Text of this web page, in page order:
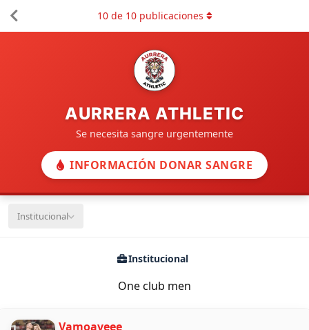
AURRERA ATHLETIC
Se necesita sangre urgentemente
INFORMACIÓN DONAR SANGRE
Institucional
Institucional
One club men
10de 10publicaciones
Vamoaveee